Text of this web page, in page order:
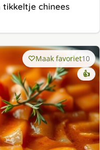
tikkeltje chinees
Maak favoriet10
👍